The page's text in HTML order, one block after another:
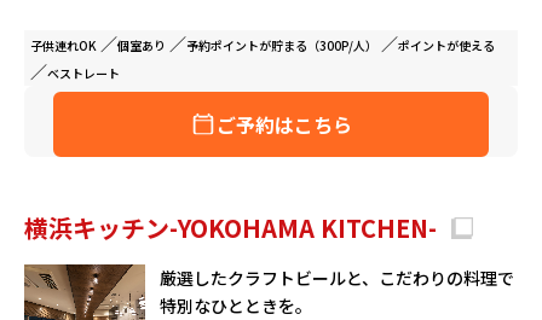
子供連れOK 個室あり 予約ポイントが貯まる（300P/人） ポイントが使える
ベストレート
ご予約はこちら
横浜キッチン-YOKOHAMA KITCHEN-
厳選したクラフトビールと、こだわりの料理で
特別なひとときを。